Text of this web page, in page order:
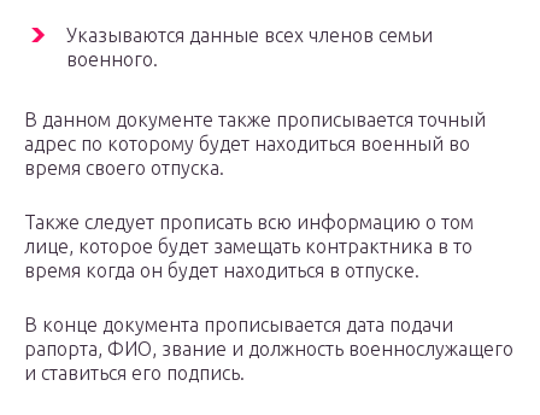
Указываются данные всех членов семьи
военного.
В данном документе также прописывается точный
адрес по которому будет находиться военный во
время своего отпуска.
Также следует прописать всю информацию о том
лице, которое будет замещать контрактника в то
время когда он будет находиться в отпуске.
В конце документа прописывается дата подачи
рапорта, ФИО, звание и должность военнослужащего
и ставиться его подпись.